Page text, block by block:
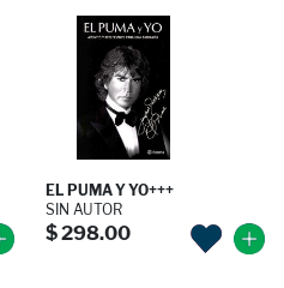
EL PUMA Y YO+++
SIN AUTOR
$ 298.00